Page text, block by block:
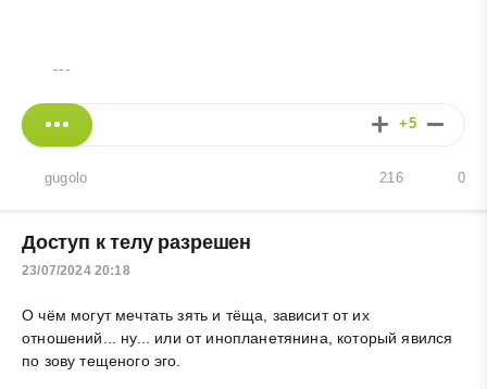
---
+5
gugolo 0
216
Доступ к телу разрешен
23/07/2024 20:18
О чём могут мечтать зять и тёща, зависит от их
отношений... ну... или от инопланетянина, который явился
по зову тещеного эго.